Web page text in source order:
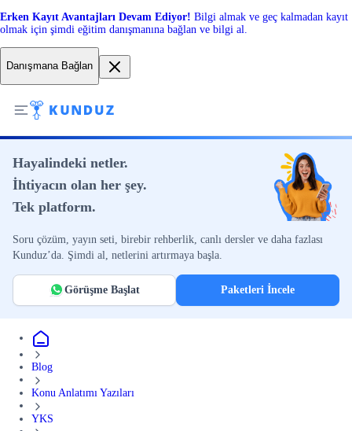
Erken Kayıt Avantajları Devam Ediyor! Bilgi almak ve geç kalmadan kayıt
olmak için şimdi eğitim danışmanına bağlan ve bilgi al.
Danışmana Bağlan
Hayalindeki netler.
İhtiyacın olan her şey.
Tek platform.
Soru çözüm, yayın seti, birebir rehberlik, canlı dersler ve daha fazlası
Kunduz’da. Şimdi al, netlerini artırmaya başla.
Görüşme Başlat Paketleri İncele
Blog
Konu Anlatımı Yazıları
YKS